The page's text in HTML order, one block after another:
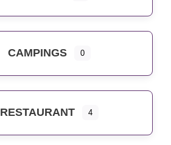
CAMPINGS 0
RESTAURANT 4